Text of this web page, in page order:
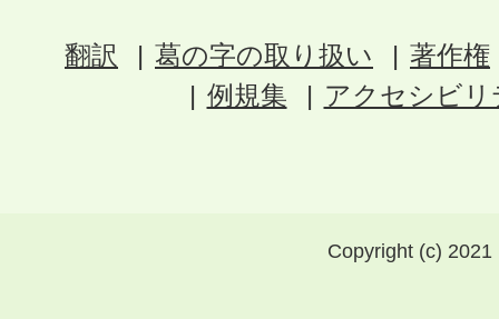
翻訳 葛の字の取り扱い
著作権
例規集
アクセシビ
Copyright (c)